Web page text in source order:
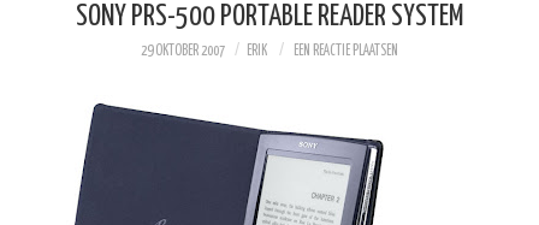
SONY PRS-500 PORTABLE READER SYSTEM
29 OKTOBER 2007 ERIK EEN REACTIE PLAATSEN